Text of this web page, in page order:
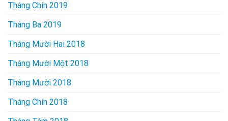
Tháng Chín 2019
Tháng Ba 2019
Tháng Mười Hai 2018
Tháng Mười Một 2018
Tháng Mười 2018
Tháng Chín 2018